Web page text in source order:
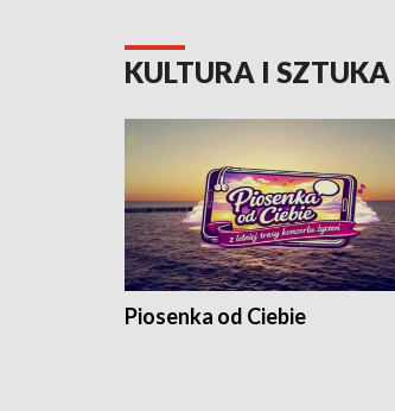
KULTURA I SZTUKA
Piosenka od Ciebie